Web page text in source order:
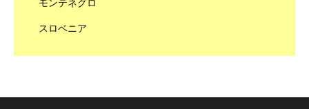
モンテネグロ
スロベニア